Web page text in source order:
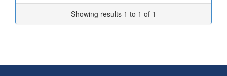
Showing results 1 to 1 of 1